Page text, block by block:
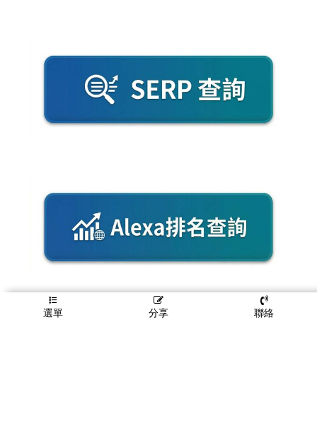
選單 分享 聯絡